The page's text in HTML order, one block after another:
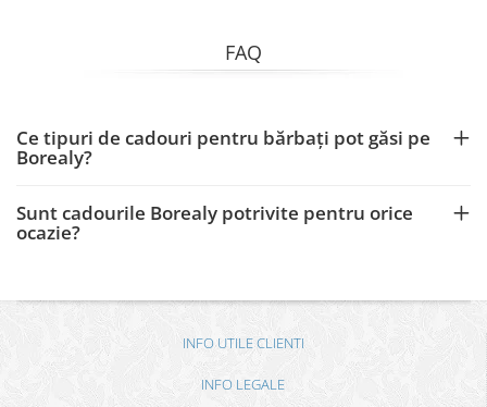
FAQ
Ce tipuri de cadouri pentru bărbați pot găsi pe
Borealy?
Sunt cadourile Borealy potrivite pentru orice
ocazie?
INFO UTILE CLIENTI
INFO LEGALE